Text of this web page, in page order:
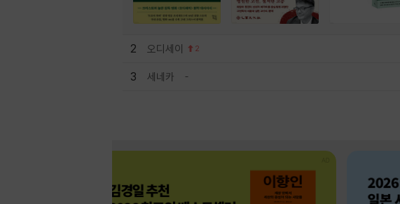
2 오디세이 2
3 세네카